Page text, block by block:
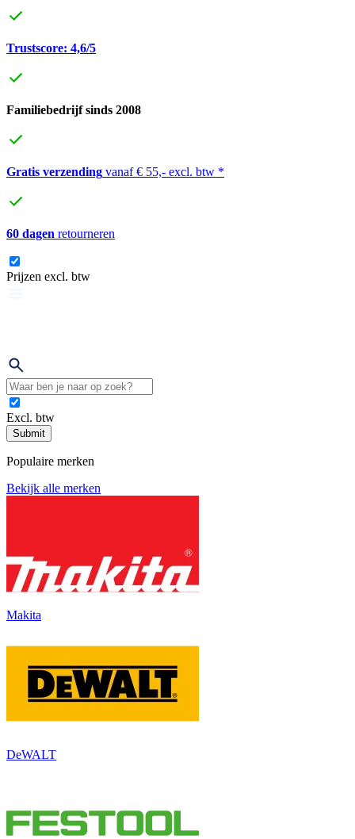
Trustscore: 4,6/5
Familiebedrijf sinds 2008
Gratis verzending vanaf € 55,- excl. btw *
60 dagen retourneren
Prijzen excl. btw
Excl. btw
Submit
Populaire merken
Bekijk alle merken
Makita
DeWALT